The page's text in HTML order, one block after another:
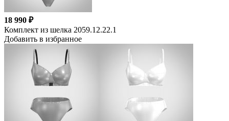
18 990 ₽
Комплект из шелка 2059.12.22.1
Добавить в избранное